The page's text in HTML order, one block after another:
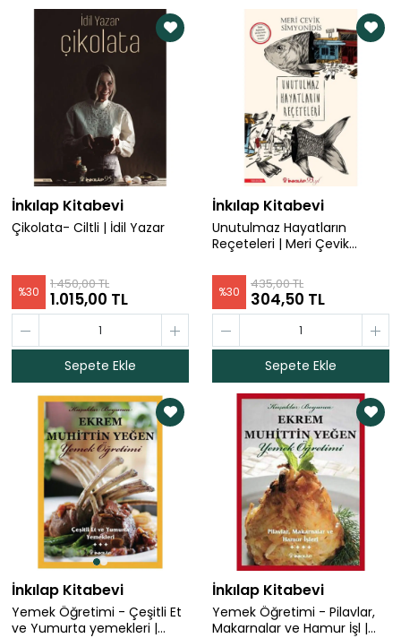
İnkılap Kitabevi
Çikolata- Ciltli | İdil Yazar
%30 1.450,00 TL
1.015,00 TL
Sepete Ekle
İnkılap Kitabevi
Unutulmaz Hayatların
Reçeteleri | Meri Çevik
%30 435,00 TL
304,50 TL
Sepete Ekle
İnkılap Kitabevi
Yemek Öğretimi - Çeşitli Et
ve Yumurta yemekleri |
İnkılap Kitabevi
Yemek Öğretimi - Pilavlar,
Makarnalar ve Hamur İşl |